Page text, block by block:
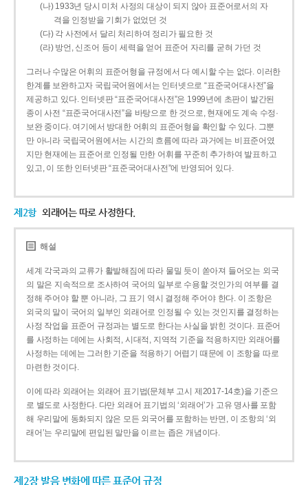
(나) 1933년 당시 미처 사정의 대상이 되지 않아 표준어로서의 자
격을 인정받을 기회가 없었던 것
(다) 각 사전에서 달리 처리하여 정리가 필요한 것
(라) 방언, 신조어 등이 세력을 얻어 표준어 자리를 굳혀 가던 것
그러나 수많은 어휘의 표준어형을 규정에서 다 예시할 수는 없다. 이러한
한계를 보완하고자 국립국어원에서는 인터넷으로 “표준국어대사전”을
제공하고 있다. 인터넷판 “표준국어대사전”은 1999년에 초판이 발간된
종이 사전 “표준국어대사전”을 바탕으로 한 것으로, 현재에도 계속 수정·
보완 중이다. 여기에서 방대한 어휘의 표준어형을 확인할 수 있다. 그뿐
만 아니라 국립국어원에서는 시간의 흐름에 따라 과거에는 비표준어였
지만 현재에는 표준어로 인정될 만한 어휘를 꾸준히 추가하여 발표하고
있고, 이 또한 인터넷판 “표준국어대사전”에 반영되어 있다.
제2항 외래어는 따로 사정한다.
해설
세계 각국과의 교류가 활발해짐에 따라 물밀 듯이 쏟아져 들어오는 외국
의 말은 지속적으로 조사하여 국어의 일부로 수용할 것인가의 여부를 결
정해 주어야 할 뿐 아니라, 그 표기 역시 결정해 주어야 한다. 이 조항은
외국의 말이 국어의 일부인 외래어로 인정될 수 있는 것인지를 결정하는
사정 작업을 표준어 규정과는 별도로 한다는 사실을 밝힌 것이다. 표준어
를 사정하는 데에는 사회적, 시대적, 지역적 기준을 적용하지만 외래어를
사정하는 데에는 그러한 기준을 적용하기 어렵기 때문에 이 조항을 따로
마련한 것이다.
이에 따라 외래어는 외래어 표기법(문체부 고시 제2017-14호)을 기준으
로 별도로 사정한다. 다만 외래어 표기법의 ‘외래어’가 고유 명사를 포함
해 우리말에 동화되지 않은 모든 외국어를 포함하는 반면, 이 조항의 ‘외
래어’는 우리말에 편입된 말만을 이르는 좁은 개념이다.
제2장 발음 변화에 따른 표준어 규정